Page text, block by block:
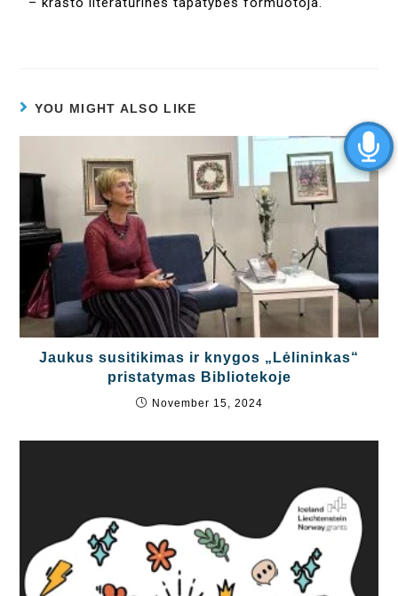
YOU MIGHT ALSO LIKE
Jaukus susitikimas ir knygos „Lėlininkas“
pristatymas Bibliotekoje
November 15, 2024